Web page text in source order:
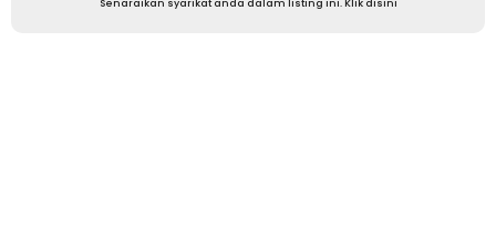
Senaraikan syarikat anda dalam listing ini. Klik disini